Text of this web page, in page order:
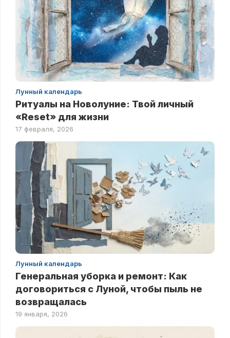
Лунный календарь
Ритуалы на Новолуние: Твой личный
«Reset» для жизни
17 февраля, 2026
Лунный календарь
Генеральная уборка и ремонт: Как
договориться с Луной, чтобы пыль не
возвращалась
19 января, 2026